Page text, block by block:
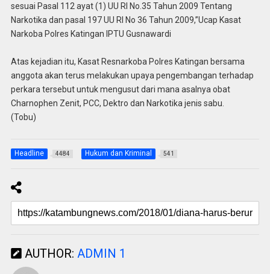
sesuai Pasal 112 ayat (1) UU RI No.35 Tahun 2009 Tentang
Narkotika dan pasal 197 UU RI No 36 Tahun 2009,”Ucap Kasat
Narkoba Polres Katingan IPTU Gusnawardi
Atas kejadian itu, Kasat Resnarkoba Polres Katingan bersama
anggota akan terus melakukan upaya pengembangan terhadap
perkara tersebut untuk mengusut dari mana asalnya obat
Charnophen Zenit, PCC, Dektro dan Narkotika jenis sabu.
(Tobu)
Headline 4484 Hukum dan Kriminal 541
AUTHOR: ADMIN 1